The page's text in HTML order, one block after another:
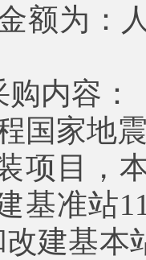
额为：
内容：
国家地
项目，
基准站
改建基本